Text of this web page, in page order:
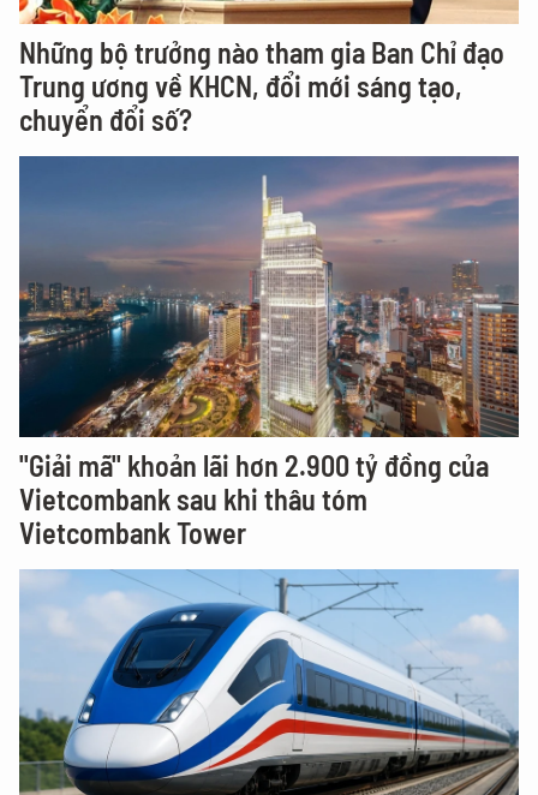
Những bộ trưởng nào tham gia Ban Chỉ đạo
Trung ương về KHCN, đổi mới sáng tạo,
chuyển đổi số?
"Giải mã" khoản lãi hơn 2.900 tỷ đồng của
Vietcombank sau khi thâu tóm
Vietcombank Tower